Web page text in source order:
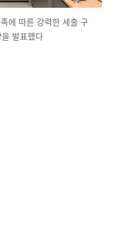
에 따른 강력한 세출 구
발표했다